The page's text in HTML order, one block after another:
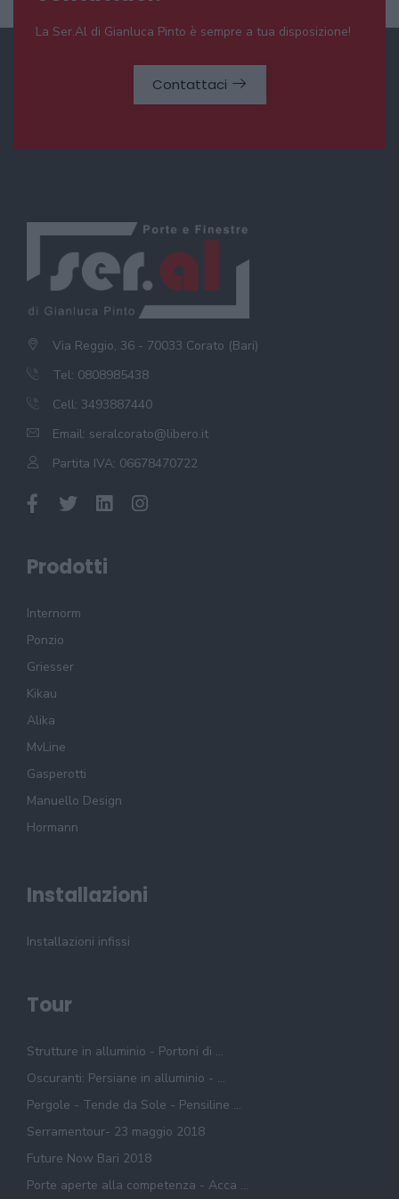
La Ser.Al di Gianluca Pinto è sempre a tua disposizione!
Contattaci
Via Reggio, 36 - 70033 Corato (Bari)
Tel: 0808985438
Cell: 3493887440
Email: seralcorato@libero.it
Partita IVA: 06678470722
Prodotti
Internorm
Ponzio
Griesser
Kikau
Alika
MvLine
Gasperotti
Manuello Design
Hormann
Installazioni
Installazioni infissi
Tour
Strutture in alluminio - Portoni di ...
Oscuranti: Persiane in alluminio - ...
Pergole - Tende da Sole - Pensiline ...
Serramentour- 23 maggio 2018
Future Now Bari 2018
Porte aperte alla competenza - Acca ...